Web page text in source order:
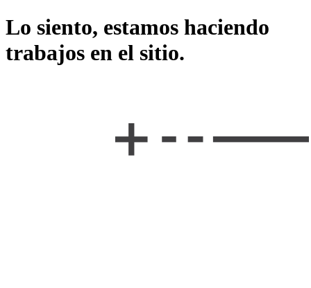
Lo siento, estamos haciendo
trabajos en el sitio.